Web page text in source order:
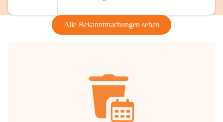
Alle Bekanntmachungen sehen